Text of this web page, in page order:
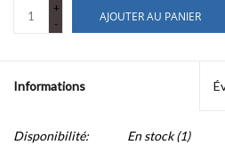
+
-
AJOUTER AU PANIER
Informations
Disponibilité: En stock(1)